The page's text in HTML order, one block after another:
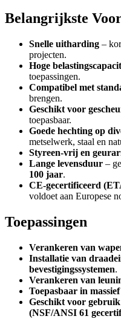
Belangrijkste
Snelle uitharding –
projecten.
Hoge
toepassingen.
Compatibel met
brengen.
Geschikt voor
toepasbaar.
Goede hechting op
metselwerk, staal en
Styreen-vrij en
Lange levensduur –
100 jaar.
CE-gecertificeerd
voldoet aan Europese
Toepassingen
Verankeren van
Installatie van
bevestigingssystemen.
Verankeren van
Toepasbaar in
Geschikt voor
(NSF/ANSI 61